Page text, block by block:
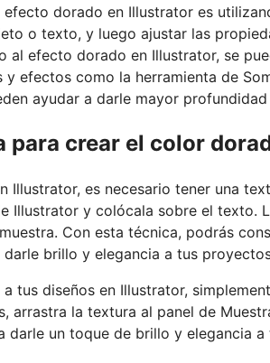
dorado en Illustrator es
o texto, y luego ajustar las
al efecto dorado en Illustrator, se
y efectos como la herramienta de
ayudar a darle mayor
para crear el color
Illustrator, es necesario tener una
Illustrator y colócala sobre el texto.
Con esta técnica, podrás
darle brillo y elegancia a tus
tus diseños en Illustrator,
arrastra la textura al panel de
darle un toque de brillo y elegancia